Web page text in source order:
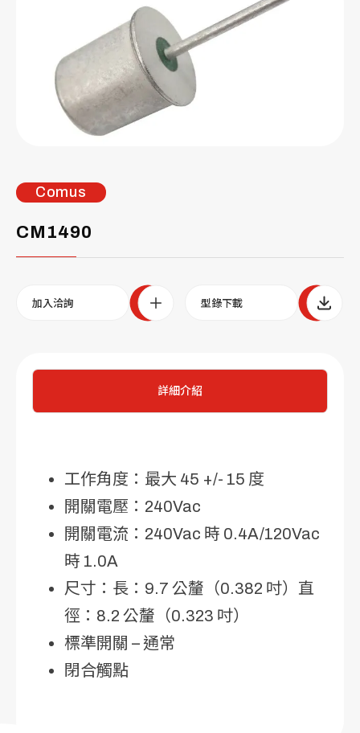
Comus
CM1490
加入洽詢 型錄下載
詳細介紹
工作角度：最大 45 +/- 15 度
開關電壓：240Vac
開關電流：240Vac 時 0.4A/120Vac
時 1.0A
尺寸：長：9.7 公釐（0.382 吋）直
徑：8.2 公釐（0.323 吋）
標準開關 – 通常
閉合觸點